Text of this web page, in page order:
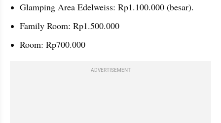
Glamping Area Edelweiss: Rp1.100.000 (besar).
Family Room: Rp1.500.000
Room: Rp700.000
ADVERTISEMENT